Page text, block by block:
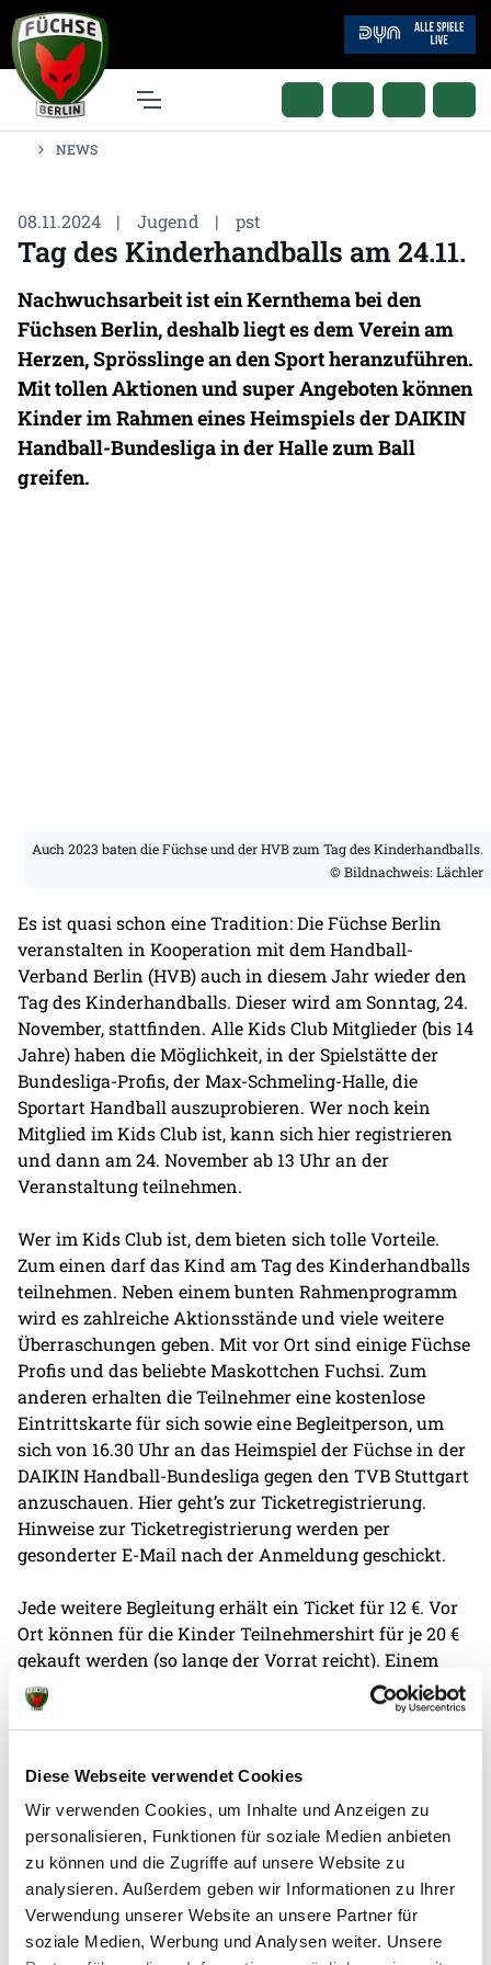
Diese Webseite verwendet Cookies
Wir verwenden Cookies, um Inhalte und Anzeigen zu
personalisieren, Funktionen für soziale Medien anbieten
zu können und die Zugriffe auf unsere Website zu
analysieren. Außerdem geben wir Informationen zu Ihrer
Verwendung unserer Website an unsere Partner für
soziale Medien, Werbung und Analysen weiter. Unsere
NEWS
08.11.2024 | Jugend | pst
Tag des Kinderhandballs am 24.11.
Nachwuchsarbeit ist ein Kernthema bei den
Füchsen Berlin, deshalb liegt es dem Verein am
Herzen, Sprösslinge an den Sport heranzuführen.
Mit tollen Aktionen und super Angeboten können
Kinder im Rahmen eines Heimspiels der DAIKIN
Handball-Bundesliga in der Halle zum Ball
greifen.
Auch 2023 baten die Füchse und der HVB zum Tag des Kinderhandballs.
© Bildnachweis: Lächler
Es ist quasi schon eine Tradition: Die Füchse Berlin
veranstalten in Kooperation mit dem Handball-
Verband Berlin (HVB) auch in diesem Jahr wieder den
Tag des Kinderhandballs. Dieser wird am Sonntag, 24.
November, stattfinden. Alle Kids Club Mitglieder (bis 14
Jahre) haben die Möglichkeit, in der Spielstätte der
Bundesliga-Profis, der Max-Schmeling-Halle, die
Sportart Handball auszuprobieren. Wer noch kein
Mitglied im Kids Club ist, kann sich hier registrieren
und dann am 24. November ab 13 Uhr an der
Veranstaltung teilnehmen.
Wer im Kids Club ist, dem bieten sich tolle Vorteile.
Zum einen darf das Kind am Tag des Kinderhandballs
teilnehmen. Neben einem bunten Rahmenprogramm
wird es zahlreiche Aktionsstände und viele weitere
Überraschungen geben. Mit vor Ort sind einige Füchse
Profis und das beliebte Maskottchen Fuchsi. Zum
anderen erhalten die Teilnehmer eine kostenlose
Eintrittskarte für sich sowie eine Begleitperson, um
sich von 16.30 Uhr an das Heimspiel der Füchse in der
DAIKIN Handball-Bundesliga gegen den TVB Stuttgart
anzuschauen. Hier geht’s zur Ticketregistrierung.
Hinweise zur Ticketregistrierung werden per
gesonderter E-Mail nach der Anmeldung geschickt.
Jede weitere Begleitung erhält ein Ticket für 12 €. Vor
Ort können für die Kinder Teilnehmershirt für je 20 €
gekauft werden (so lange der Vorrat reicht). Einem
gelungenen Handballtag steht also eigentlich nichts
mehr im Wege. Außer du bist noch nicht Teil des Kids
abseits des Tags des Kinderhandballs super Aktionen